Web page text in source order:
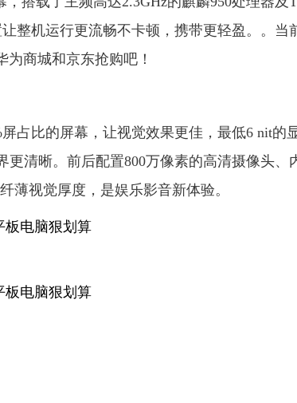
整机运行更流畅不卡顿，携带更轻盈。。当
为商城和京东抢购吧！
占比的屏幕，让视觉效果更佳，最低6 nit的
更清晰。前后配置800万像素的高清摄像头、
薄视觉厚度，是娱乐影音新体验。